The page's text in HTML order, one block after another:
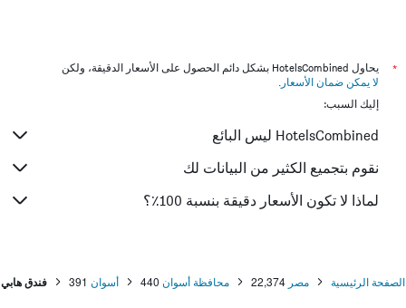
*
يحاول HotelsCombined بشكل دائم الحصول على الأسعار الدقيقة، ولكن
لا يمكن ضمان الأسعار .
إليك السبب:
HotelsCombined ليس البائع
نقوم بتجميع الكثير من البيانات لك
لماذا لا تكون الأسعار دقيقة بنسبة 100٪؟
الصفحة الرئيسية مصر 22,374 محافظة أسوان 440 أسوان 391 فندق هابي